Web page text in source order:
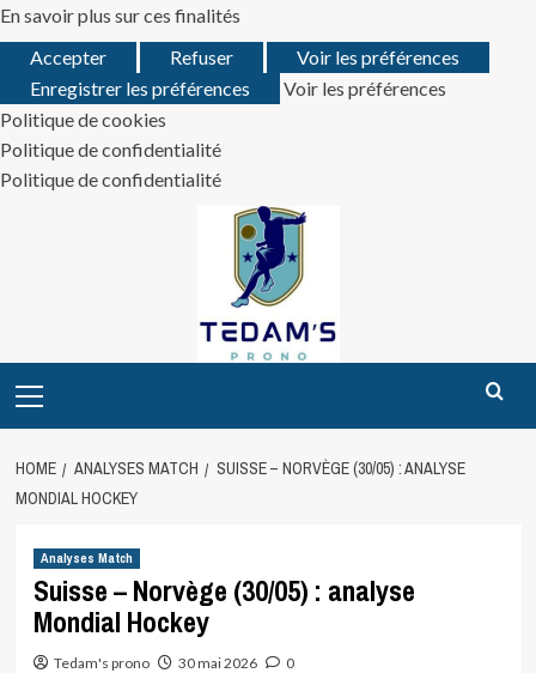
En savoir plus sur ces finalités
Accepter
Refuser
Voir les préférences
Enregistrer les préférences
Voir les préférences
Politique de cookies
Politique de confidentialité
Politique de confidentialité
Menu
HOME ANALYSES MATCH
SUISSE – NORVÈGE (30/05) : ANALYSE
MONDIAL HOCKEY
Analyses Match
Suisse – Norvège (30/05) : analyse
Mondial Hockey
Tedam's prono 30 mai 2026 0